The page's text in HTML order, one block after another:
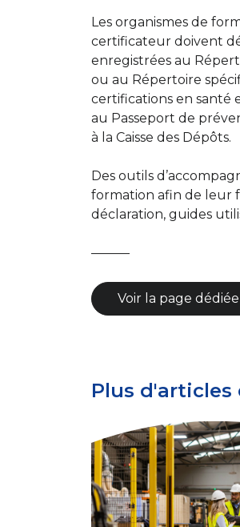
Les organismes de
certificateur doivent
enregistrées au
ou au Répertoire
certifications en santé
au Passeport de
à la Caisse des Dépôts.
Des outils
formation afin de leur
déclaration, guides
———
Voir la page dédiée
Plus d'articles